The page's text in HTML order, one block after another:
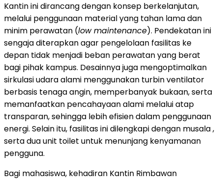
Kantin ini dirancang dengan konsep berkelanjutan,
melalui penggunaan material yang tahan lama dan
minim perawatan (low maintenance). Pendekatan ini
sengaja diterapkan agar pengelolaan fasilitas ke
depan tidak menjadi beban perawatan yang berat
bagi pihak kampus. Desainnya juga mengoptimalkan
sirkulasi udara alami menggunakan turbin ventilator
berbasis tenaga angin, memperbanyak bukaan, serta
memanfaatkan pencahayaan alami melalui atap
transparan, sehingga lebih efisien dalam penggunaan
energi. Selain itu, fasilitas ini dilengkapi dengan musala ,
serta dua unit toilet untuk menunjang kenyamanan
pengguna.
Bagi mahasiswa, kehadiran Kantin Rimbawan